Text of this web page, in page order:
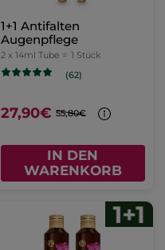
1+1 Antifalten
Augenpflege
2 x 14ml Tube = 1 Stück
(62)
27,90€ 55,80€
IN DEN
WARENKORB